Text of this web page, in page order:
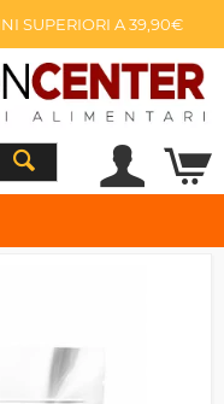
SUPERIORI A 39,90€